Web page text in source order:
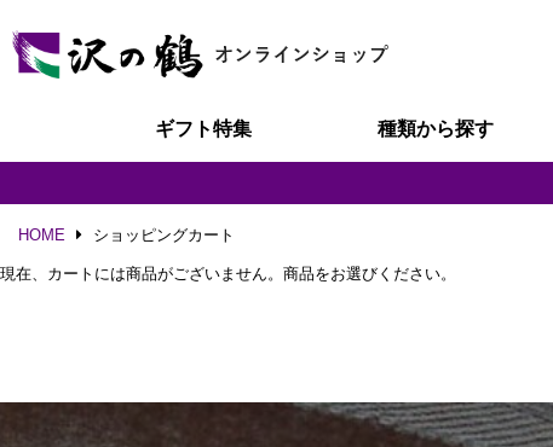
ギフト特集 種類から探す
HOME ショッピングカート
現在、カートには商品がございません。商品をお選びください。